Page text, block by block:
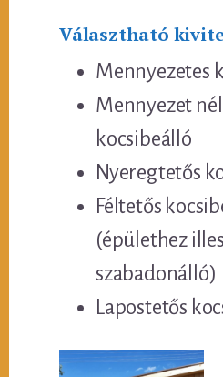
Választható
Mennyezetes
Mennyezet
kocsibeálló
Nyeregtetős
Féltetős
(épülethez
szabadonálló)
Lapostetős